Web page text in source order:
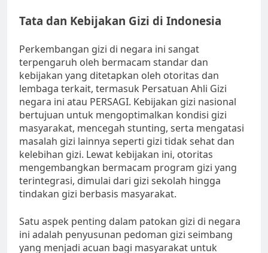
Tata dan Kebijakan Gizi di Indonesia
Perkembangan gizi di negara ini sangat
terpengaruh oleh bermacam standar dan
kebijakan yang ditetapkan oleh otoritas dan
lembaga terkait, termasuk Persatuan Ahli Gizi
negara ini atau PERSAGI. Kebijakan gizi nasional
bertujuan untuk mengoptimalkan kondisi gizi
masyarakat, mencegah stunting, serta mengatasi
masalah gizi lainnya seperti gizi tidak sehat dan
kelebihan gizi. Lewat kebijakan ini, otoritas
mengembangkan bermacam program gizi yang
terintegrasi, dimulai dari gizi sekolah hingga
tindakan gizi berbasis masyarakat.
Satu aspek penting dalam patokan gizi di negara
ini adalah penyusunan pedoman gizi seimbang
yang menjadi acuan bagi masyarakat untuk